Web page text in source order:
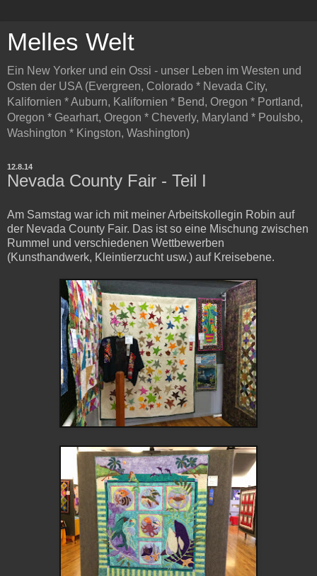
Melles Welt
Ein New Yorker und ein Ossi - unser Leben im Westen und
Osten der USA (Evergreen, Colorado * Nevada City,
Kalifornien * Auburn, Kalifornien * Bend, Oregon * Portland,
Oregon * Gearhart, Oregon * Cheverly, Maryland * Poulsbo,
Washington * Kingston, Washington)
12.8.14
Nevada County Fair - Teil I
Am Samstag war ich mit meiner Arbeitskollegin Robin auf
der Nevada County Fair. Das ist so eine Mischung zwischen
Rummel und verschiedenen Wettbewerben
(Kunsthandwerk, Kleintierzucht usw.) auf Kreisebene.